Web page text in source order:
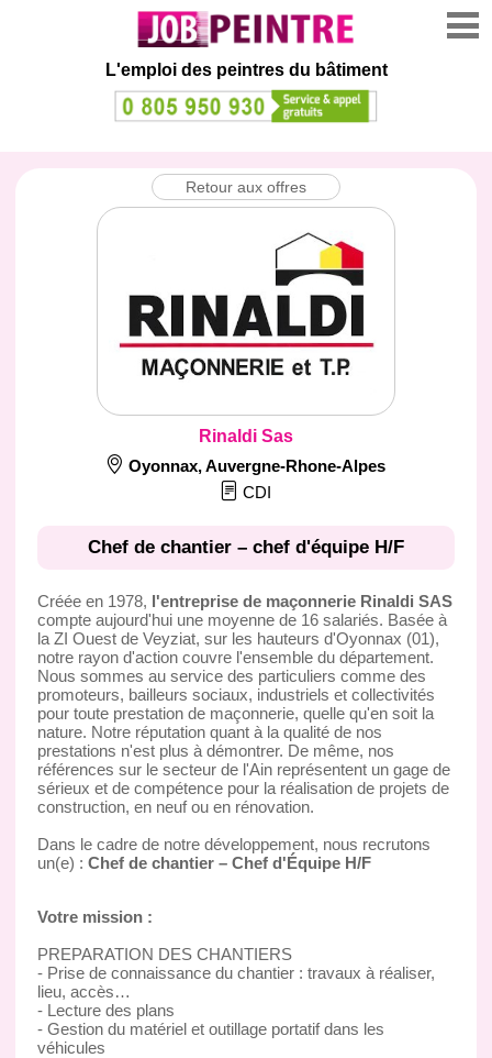
L'emploi des peintres du bâtiment
Retour aux offres
Rinaldi Sas
Oyonnax,Auvergne-Rhone-Alpes
CDI
Chef de chantier – chef d'équipe H/F
Créée en 1978, l'entreprise de maçonnerie Rinaldi SAS
compte aujourd'hui une moyenne de 16 salariés. Basée à
la ZI Ouest de Veyziat, sur les hauteurs d'Oyonnax (01),
notre rayon d'action couvre l'ensemble du département.
Nous sommes au service des particuliers comme des
promoteurs, bailleurs sociaux, industriels et collectivités
pour toute prestation de maçonnerie, quelle qu'en soit la
nature. Notre réputation quant à la qualité de nos
prestations n'est plus à démontrer. De même, nos
références sur le secteur de l'Ain représentent un gage de
sérieux et de compétence pour la réalisation de projets de
construction, en neuf ou en rénovation.
Dans le cadre de notre développement, nous recrutons
un(e) : Chef de chantier – Chef d'Équipe H/F
Votre mission :
PREPARATION DES CHANTIERS
- Prise de connaissance du chantier : travaux à réaliser,
lieu, accès…
- Lecture des plans
- Gestion du matériel et outillage portatif dans les
véhicules